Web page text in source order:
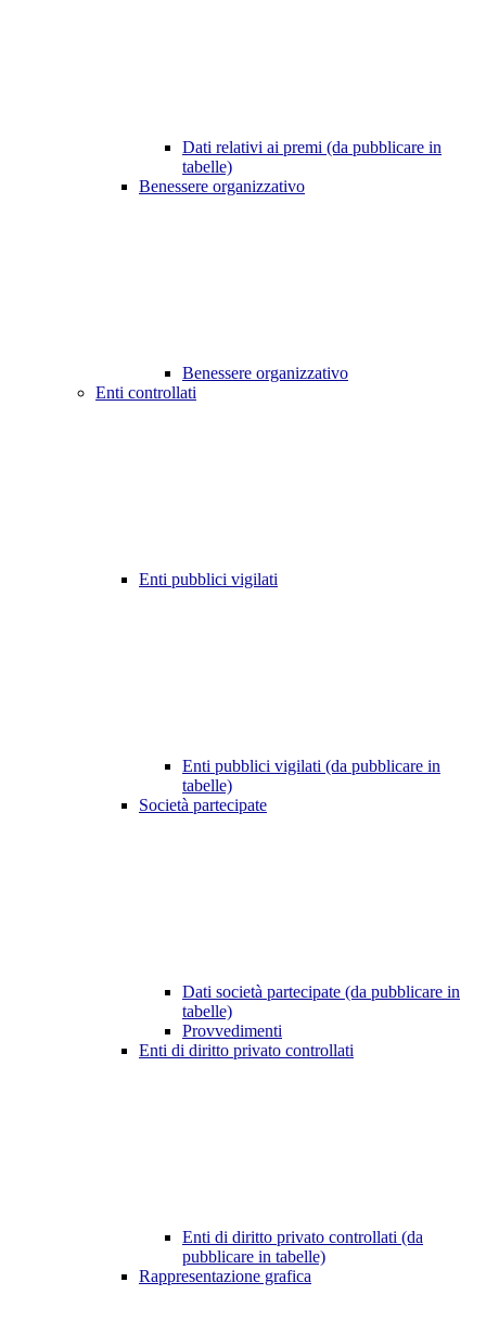
Dati relativi ai premi (da pubblicare in
tabelle)
Benessere organizzativo
Benessere organizzativo
Enti controllati
Enti pubblici vigilati
Enti pubblici vigilati (da pubblicare in
tabelle)
Società partecipate
Dati società partecipate (da pubblicare in
tabelle)
Provvedimenti
Enti di diritto privato controllati
Enti di diritto privato controllati (da
pubblicare in tabelle)
Rappresentazione grafica